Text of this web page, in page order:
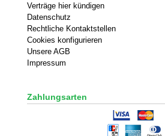
Verträge hier kündigen
Datenschutz
Rechtliche Kontaktstellen
Cookies konfigurieren
Unsere AGB
Impressum
Zahlungsarten